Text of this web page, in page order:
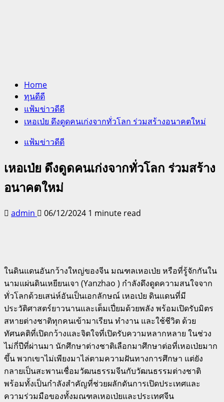
Home
ทุนดีดี
แฟ้มข่าวดีดี
เหอเป่ย ดึงดูดคนเก่งจากทั่วโลก ร่วมสร้างอนาคตใหม่
แฟ้มข่าวดีดี
เหอเป่ย ดึงดูดคนเก่งจากทั่วโลก ร่วมสร้าง
อนาคตใหม่
admin 06/12/2024 1 minute read
ในดินแดนอันกว้างใหญ่ของจีน มณฑลเหอเป่ย หรือที่รู้จักกันใน
นามแผ่นดินเหยียนเจา (Yanzhao ) กำลังดึงดูดความสนใจจาก
ทั่วโลกด้วยเสน่ห์อันเป็นเอกลักษณ์ เหอเป่ย ดินแดนที่มี
ประวัติศาสตร์ยาวนานและเต็มเปี่ยมด้วยพลัง พร้อมเปิดรับมิตร
สหายต่างชาติทุกคนเข้ามาเรียน ทำงาน และใช้ชีวิต ด้วย
ทัศนคติที่เปิดกว้างและจิตใจที่เปิดรับความหลากหลาย ในช่วง
ไม่กี่ปีที่ผ่านมา นักศึกษาต่างชาติเลือกมาศึกษาต่อที่เหอเป่ยมาก
ขึ้น พวกเขาไม่เพียงมาไล่ตามความฝันทางการศึกษา แต่ยัง
กลายเป็นสะพานเชื่อมวัฒนธรรมจีนกับวัฒนธรรมต่างชาติ
พร้อมทั้งเป็นกำลังสำคัญที่ช่วยผลักดันการเปิดประเทศและ
ความร่วมมือของทั้งมณฑลเหอเป่ยและประเทศจีน